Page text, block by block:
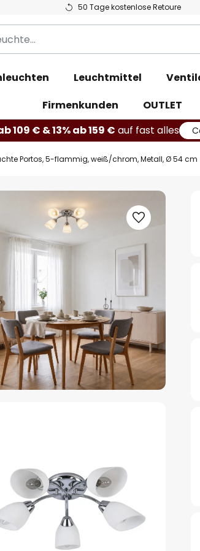
50 Tage kostenlose Retoure
Leuchtmittel
Firmenkunden
OUTLET
109 € & 13% ab 159 € auf fast alles
Portos, 5-flammig, weiß/chrom, Metall, Ø 54 cm